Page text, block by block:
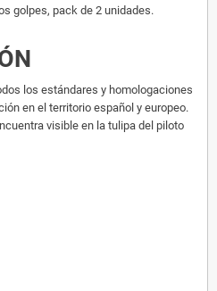
golpes, pack de 2 unidades.
los estándares y homologaciones
en el territorio español y europeo.
visible en la tulipa del piloto